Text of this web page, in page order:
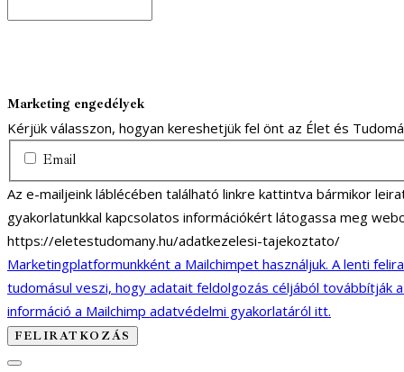
Marketing engedélyek
Kérjük válasszon, hogyan kereshetjük fel önt az Élet és
Email
Az e-mailjeink láblécében található linkre kattintva bármikor
gyakorlatunkkal kapcsolatos információkért látogassa meg
https://eletestudomany.hu/adatkezelesi-tajekoztato/
Marketingplatformunkként a Mailchimpet használjuk. A lenti
tudomásul veszi, hogy adatait feldolgozás céljából továbbítják
információ a Mailchimp adatvédelmi gyakorlatáról itt.